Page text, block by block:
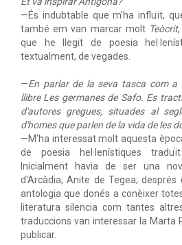
—És indubtable que m'ha influït,
també em van marcar molt Teòcrit
que he llegit de poesia
textualment, de vegades.
—En parlar de la seva tasca com a
llibre Les germanes de Safo. Es
d'autores gregues, situades al
d'homes que parlen de la vida de les
—M'ha interessat molt aquesta
de poesia hel·lenístiques
Inicialment havia de ser una
d'Arcàdia, Anite de Tegea;
antologia que donés a conèixer
literatura silencia com tantes
traduccions van interessar la Marta
publicar.